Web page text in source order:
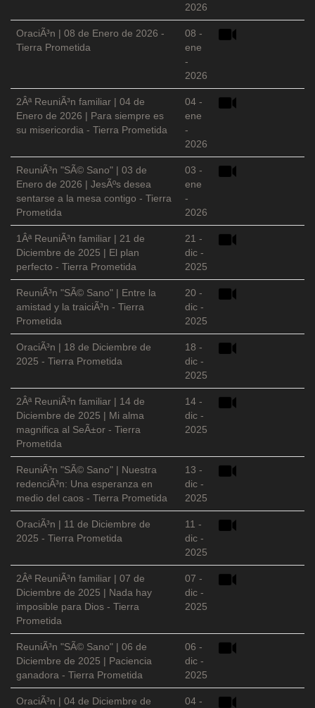
2026
OraciÃ³n | 08 de Enero de 2026 -
Tierra Prometida
08 -
ene
-
2026
2Âª ReuniÃ³n familiar | 04 de
Enero de 2026 | Para siempre es
su misericordia - Tierra Prometida
04 -
ene
-
2026
ReuniÃ³n "SÃ© Sano" | 03 de
Enero de 2026 | JesÃºs desea
sentarse a la mesa contigo - Tierra
Prometida
03 -
ene
-
2026
1Âª ReuniÃ³n familiar | 21 de
Diciembre de 2025 | El plan
perfecto - Tierra Prometida
21 -
dic -
2025
ReuniÃ³n "SÃ© Sano" | Entre la
amistad y la traiciÃ³n - Tierra
Prometida
20 -
dic -
2025
OraciÃ³n | 18 de Diciembre de
2025 - Tierra Prometida
18 -
dic -
2025
2Âª ReuniÃ³n familiar | 14 de
Diciembre de 2025 | Mi alma
magnifica al SeÃ±or - Tierra
Prometida
14 -
dic -
2025
ReuniÃ³n "SÃ© Sano" | Nuestra
redenciÃ³n: Una esperanza en
medio del caos - Tierra Prometida
13 -
dic -
2025
OraciÃ³n | 11 de Diciembre de
2025 - Tierra Prometida
11 -
dic -
2025
2Âª ReuniÃ³n familiar | 07 de
Diciembre de 2025 | Nada hay
imposible para Dios - Tierra
Prometida
07 -
dic -
2025
ReuniÃ³n "SÃ© Sano" | 06 de
Diciembre de 2025 | Paciencia
ganadora - Tierra Prometida
06 -
dic -
2025
OraciÃ³n | 04 de Diciembre de
04 -